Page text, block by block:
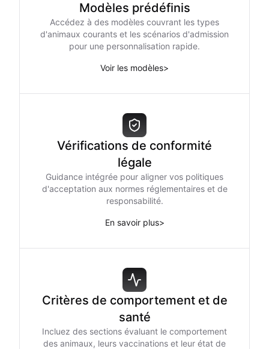
Modèles prédéfinis
Accédez à des modèles couvrant les types
d'animaux courants et les scénarios d'admission
pour une personnalisation rapide.
Voir les modèles>
Vérifications de conformité
légale
Guidance intégrée pour aligner vos politiques
d'acceptation aux normes réglementaires et de
responsabilité.
En savoir plus>
Critères de comportement et de
santé
Incluez des sections évaluant le comportement
des animaux, leurs vaccinations et leur état de